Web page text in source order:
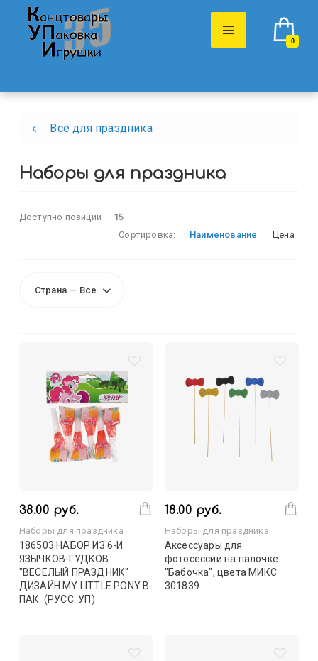
0
Всё для праздника
Наборы для праздника
Доступно позиций — 15
Сортировка:
↑ Наименование · Цена
Страна — Все
38.00 руб.
Наборы для праздника
186503 НАБОР ИЗ 6-И
ЯЗЫЧКОВ-ГУДКОВ
"ВЕСЁЛЫЙ ПРАЗДНИК"
ДИЗАЙН MY LITTLE PONY В
ПАК. (РУСС. УП)
18.00 руб.
Наборы для праздника
Аксессуары для
фотосессии на палочке
"Бабочка", цвета МИКС
301839